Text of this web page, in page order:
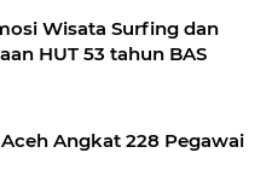
Wisata Surfing dan
HUT 53 tahun BAS
Angkat 228 Pegawai